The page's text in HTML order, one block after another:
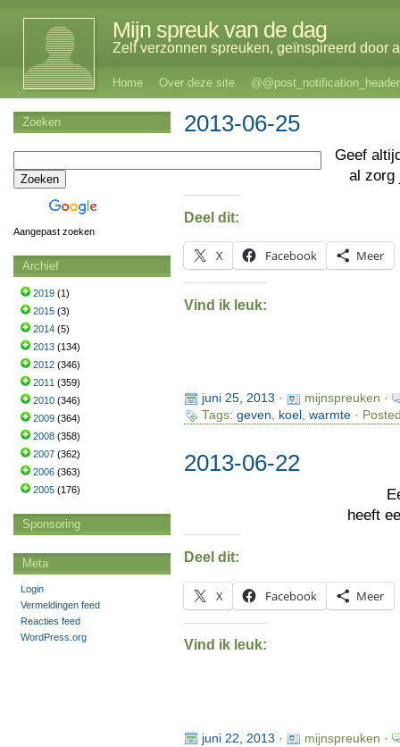
Mijn spreuk van de dag
Zelf verzonnen spreuken, geïnspireerd door
Home Over deze site @@post_notification_header
2013-06-25
Geef
al
Deel dit:
X Facebook Meer
Vind ik leuk:
juni 25, 2013 ·
mijnspreuken ·
Tags: geven, koel , warmte·
2013-06-22
heeft
Deel dit:
X Facebook Meer
Vind ik leuk:
juni 22, 2013 ·
mijnspreuken ·
Zoeken
Aangepast zoeken
Archief
2019 (1)
2015 (3)
2014 (5)
2013 (134)
2012 (346)
2011 (359)
2010 (346)
2009 (364)
2008 (358)
2007 (362)
2006 (363)
2005 (176)
Sponsoring
Meta
Login
Vermeldingen feed
Reacties feed
WordPress.org